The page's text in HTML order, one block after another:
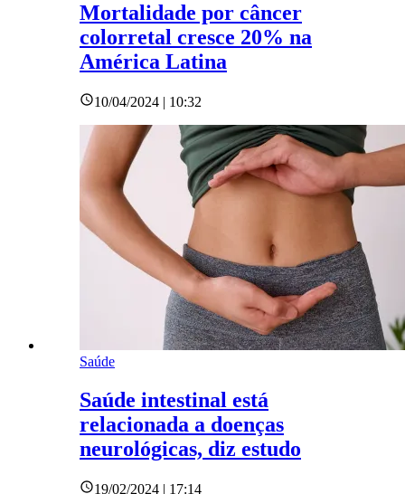
Mortalidade por câncer
colorretal cresce 20% na
América Latina
10/04/2024 | 10:32
Saúde
Saúde intestinal está
relacionada a doenças
neurológicas, diz estudo
19/02/2024 | 17:14